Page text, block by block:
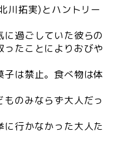
川拓実)とハントリー
過ごしていた彼らの
ったことによりおびや
は禁止。食べ物は体
のみならず大人だっ
行かなかった大人た